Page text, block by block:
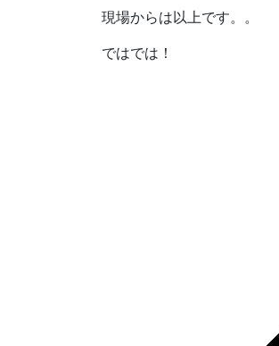
現場からは以上です。。
ではでは！